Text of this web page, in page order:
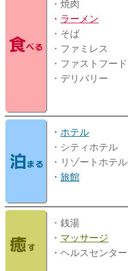
・焼肉
・ ラーメン
・そば
・ファミレス
・ファストフード
・デリバリー
・ ホテル
・シティホテル
・リゾートホテル
・ 旅館
・銭湯
・ マッサージ
・ヘルスセンター